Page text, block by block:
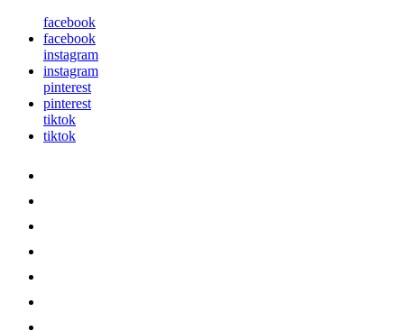
facebook
facebook
instagram
instagram
pinterest
pinterest
tiktok
tiktok